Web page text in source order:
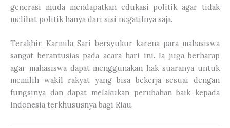
generasi muda mendapatkan edukasi politik agar tidak
melihat politik hanya dari sisi negatifnya saja.
Terakhir, Karmila Sari bersyukur karena para mahasiswa
sangat berantusias pada acara hari ini. Ia juga berharap
agar mahasiswa dapat menggunakan hak suaranya untuk
memilih wakil rakyat yang bisa bekerja sesuai dengan
fungsinya dan dapat melakukan perubahan baik kepada
Indonesia terkhususnya bagi Riau.